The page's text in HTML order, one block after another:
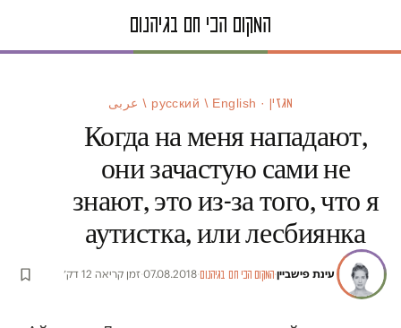
מגזין · русский / English / عربى
Когда на меня нападают,
они зачастую сами не
знают, это из-за того, что я
аутистка, или лесбиянка
עינת פישביין·המקום הכי חם בגיהנום·
07.08.2018
·זמן קריאה 12 דק׳